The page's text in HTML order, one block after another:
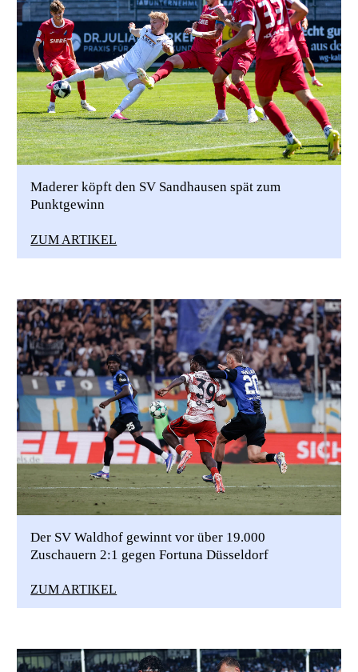
Maderer köpft den SV Sandhausen spät zum
Punktgewinn
ZUM ARTIKEL
Der SV Waldhof gewinnt vor über 19.000
Zuschauern 2:1 gegen Fortuna Düsseldorf
ZUM ARTIKEL